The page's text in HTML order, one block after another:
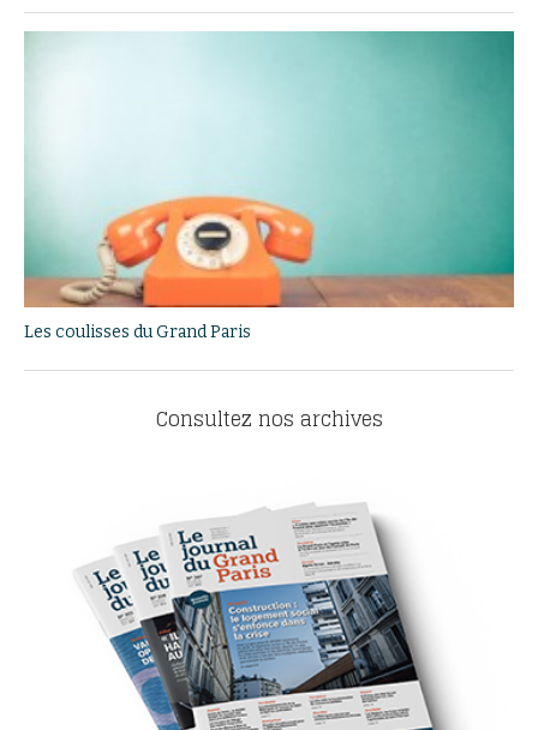
Les coulisses du Grand Paris
Consultez nos archives